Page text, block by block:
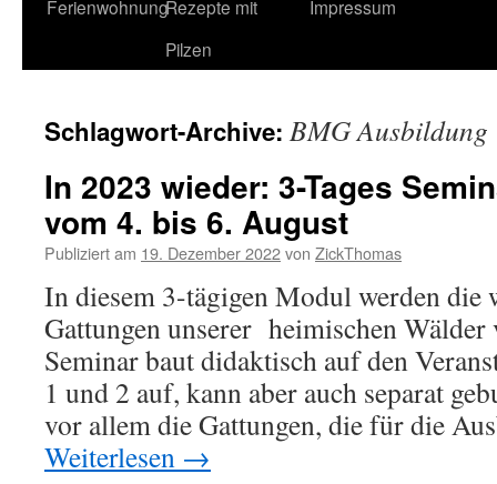
FerienwohnungRezepte mit
Pilzen
Impressum
Schlagwort-Archive: BMG Ausbildung
In 2023 wieder: 3-Tages
vom 4. bis 6. August
Publiziert am 19. Dezember 2022von ZickThomas
In diesem 3-tägigen Modul werden die
Gattungen unserer heimischen Wälder
Seminar baut didaktisch auf den
1 und 2 auf, kann aber auch separat
vor allem die Gattungen, die für die
Weiterlesen →